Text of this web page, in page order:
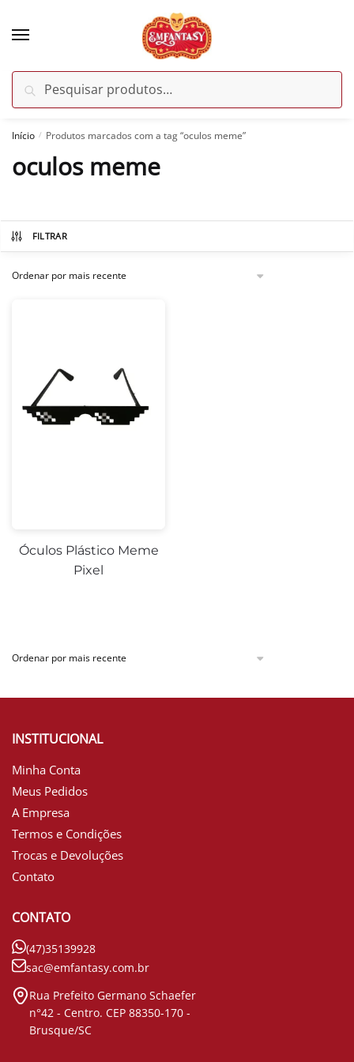
por:
Pesquisar
Início / Produtos marcados com a tag “oculos meme”
oculos meme
FILTRAR
Óculos Plástico Meme
Pixel
INSTITUCIONAL
Minha Conta
Meus Pedidos
A Empresa
Termos e Condições
Trocas e Devoluções
Contato
CONTATO
(47)35139928
sac@emfantasy.com.br
Rua Prefeito Germano Schaefer
n°42 - Centro. CEP 88350-170 -
Brusque/SC